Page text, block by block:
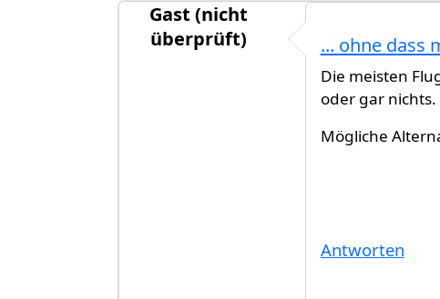
Gast (nicht
überprüft)
Hauptstadtflughafen in Dili.
... ohne dass
Die meisten
oder gar nichts.
Mögliche
Antworten